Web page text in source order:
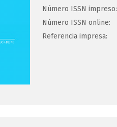
Número ISSN impreso:
Número ISSN online:
Referencia impresa: